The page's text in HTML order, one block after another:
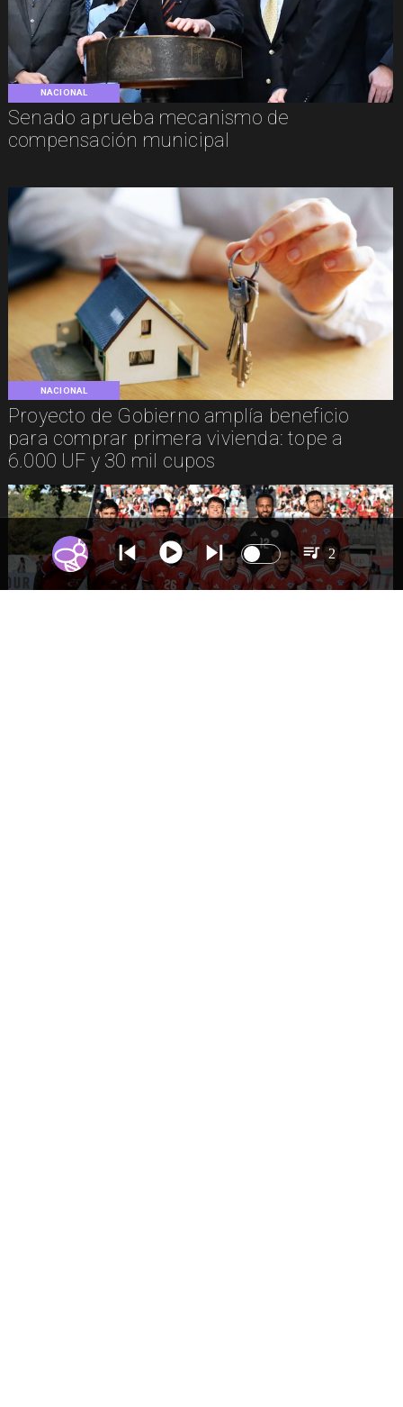
NACIONAL
Senado aprueba mecanismo de
compensación municipal
NACIONAL
Proyecto de Gobierno amplía beneficio
para comprar primera vivienda: tope a
6.000 UF y 30 mil cupos
2